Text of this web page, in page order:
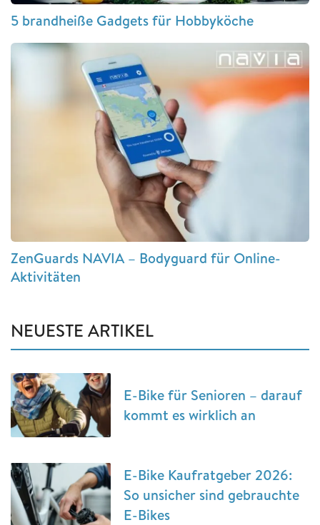
5 brandheiße Gadgets für Hobbyköche
ZenGuards NAVIA – Bodyguard für Online-
Aktivitäten
NEUESTE ARTIKEL
E-Bike für Senioren – darauf
kommt es wirklich an
E-Bike Kaufratgeber 2026:
So unsicher sind gebrauchte
E-Bikes